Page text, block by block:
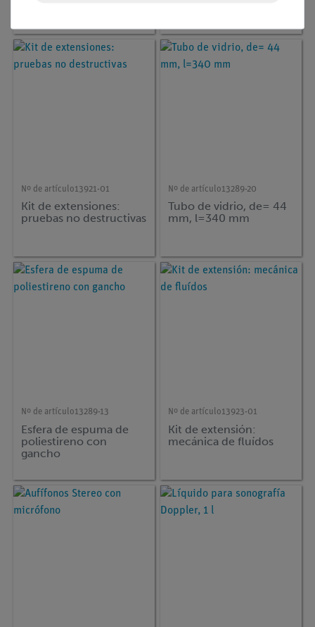
Nº de artículo13921-01
Kit de extensiones:
pruebas no destructivas
Nº de artículo13289-20
Tubo de vidrio, de= 44
mm, l=340 mm
Nº de artículo13289-13
Esfera de espuma de
poliestireno con
gancho
Nº de artículo13923-01
Kit de extensión:
mecánica de fluídos